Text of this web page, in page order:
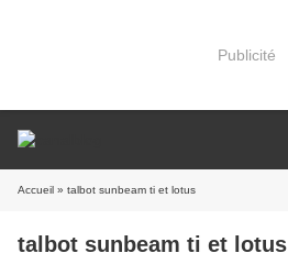
Publicité
Accueil » talbot sunbeam ti et lotus
talbot sunbeam ti et lotus